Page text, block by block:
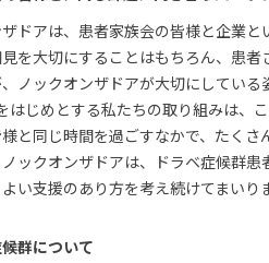
ドアは、患者家族会の皆様と企業
を大切にすることはもちろん、患
ノックオンザドアが大切にしている
はじめとする私たちの取り組みは、
と同じ時間を過ごすなかで、たくさ
ックオンザドアは、ドラベ症候群
い支援のあり方を考え続けてまいり
群について